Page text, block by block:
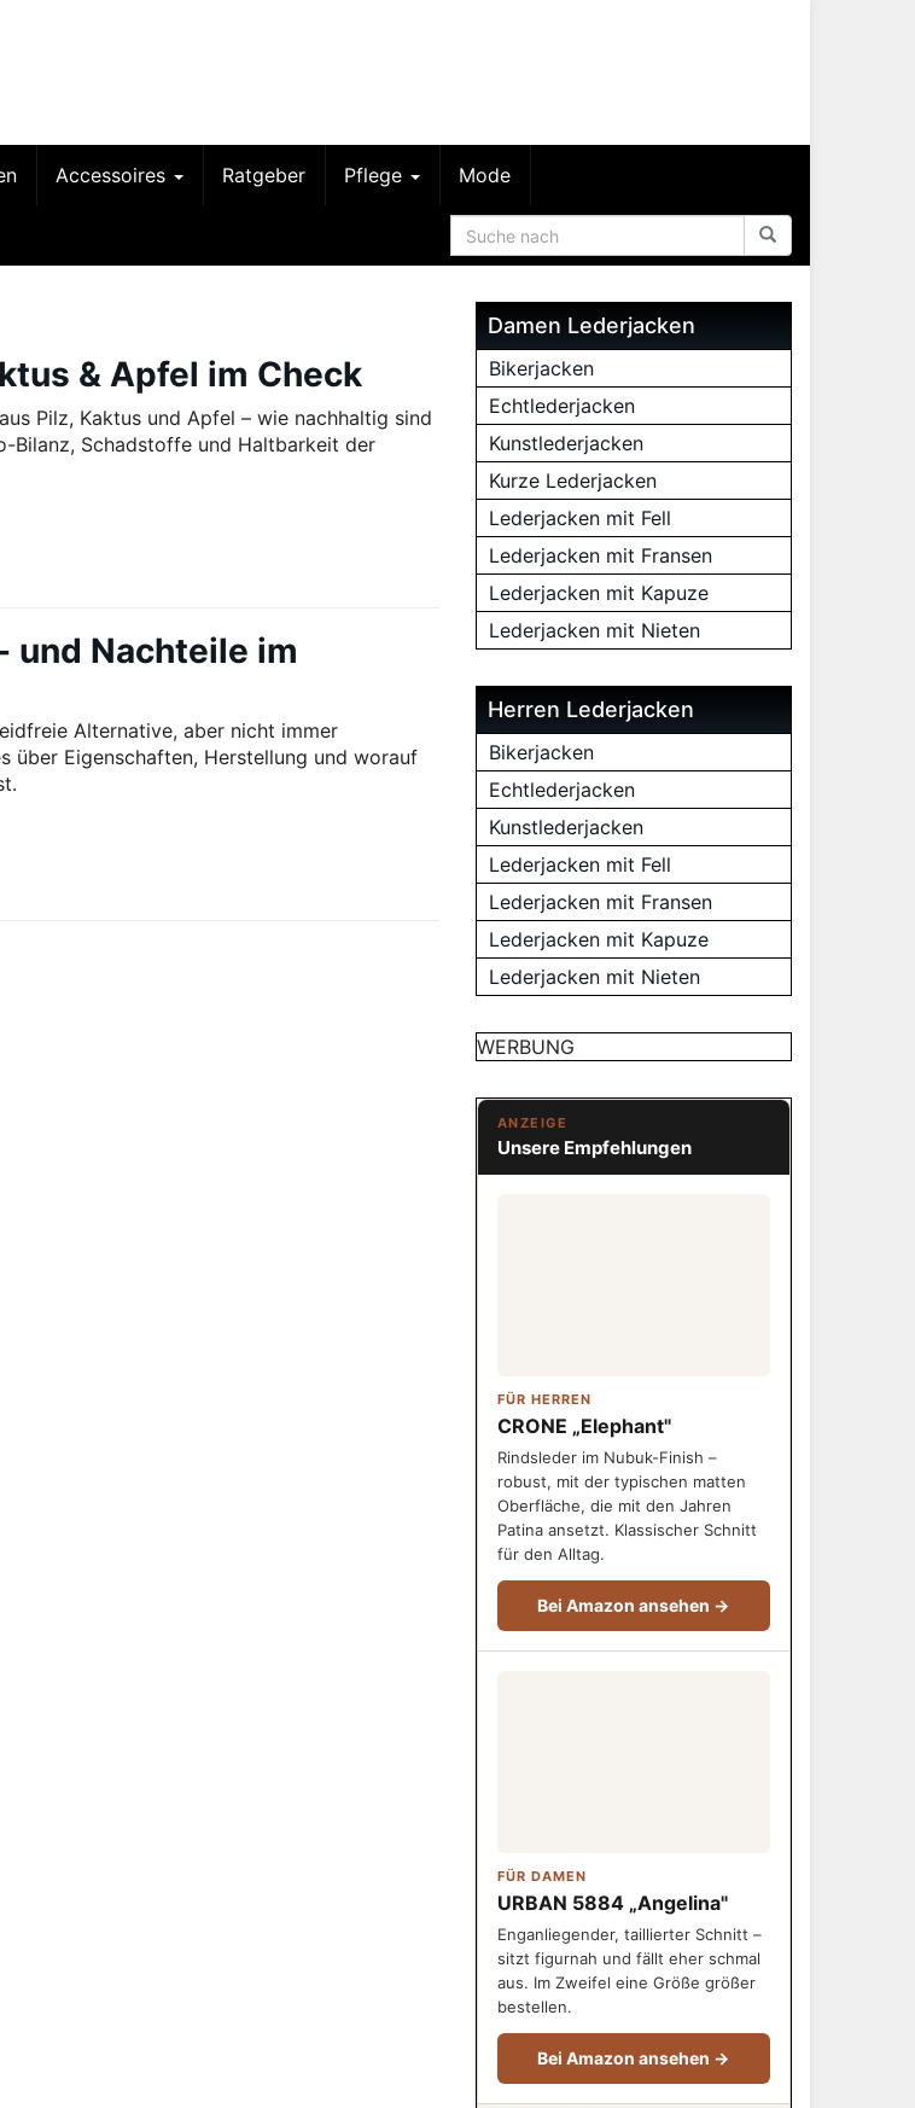
Accessoires Ratgeber Pflege Mode
& Apfel im Check
Pilz, Kaktus und Apfel – wie nachhaltig sind
Bilanz, Schadstoffe und Haltbarkeit der
und Nachteile im
Alternative, aber nicht immer
über Eigenschaften, Herstellung und worauf
Damen Lederjacken
Bikerjacken
Echtlederjacken
Kunstlederjacken
Kurze Lederjacken
Lederjacken mit Fell
Lederjacken mit Fransen
Lederjacken mit Kapuze
Lederjacken mit Nieten
Herren Lederjacken
Bikerjacken
Echtlederjacken
Kunstlederjacken
Lederjacken mit Fell
Lederjacken mit Fransen
Lederjacken mit Kapuze
Lederjacken mit Nieten
WERBUNG
ANZEIGE
Unsere Empfehlungen
FÜR HERREN
CRONE „Elephant"
Rindsleder im Nubuk-Finish –
robust, mit der typischen matten
Oberfläche, die mit den Jahren
Patina ansetzt. Klassischer Schnitt
für den Alltag.
Bei Amazon ansehen →
FÜR DAMEN
URBAN 5884 „Angelina"
Enganliegender, taillierter Schnitt –
sitzt figurnah und fällt eher schmal
aus. Im Zweifel eine Größe größer
bestellen.
Bei Amazon ansehen →